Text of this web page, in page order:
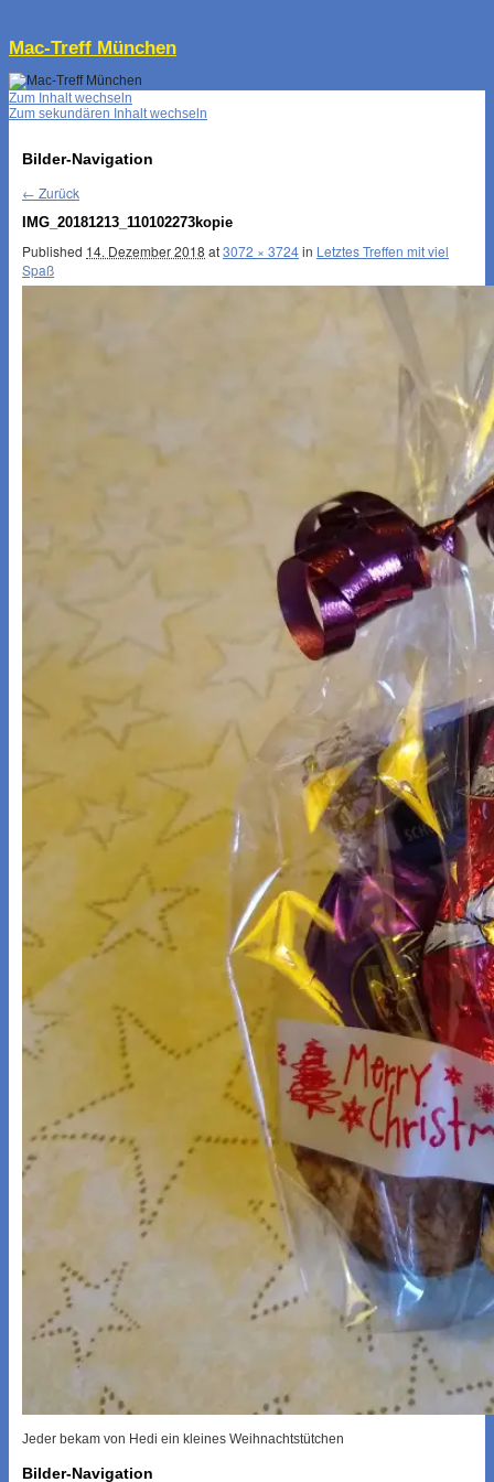
Mac-Treff München
Zum Inhalt wechseln
Zum sekundären Inhalt wechseln
Bilder-Navigation
← Zurück
IMG_20181213_110102273kopie
Published 14. Dezember 2018 at3072 × 3724in Letztes Treffen mit viel
Spaß
Jeder bekam von Hedi ein kleines Weihnachtstütchen
Bilder-Navigation